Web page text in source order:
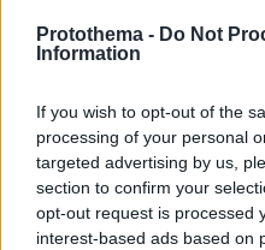
Protothema - Do Not
Information
If you wish to opt-out of the
processing of your personal
targeted advertising by us,
section to confirm your
opt-out request is processed
interest-based ads based on
27.08.2025, 19:47 120